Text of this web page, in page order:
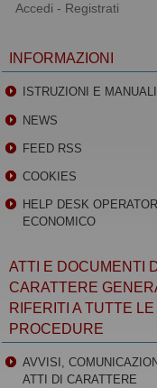
Accedi - Registrati
INFORMAZIONI
ISTRUZIONI E MANUALI
NEWS
FEED RSS
COOKIES
HELP DESK
ECONOMICO
ATTI E DOCUMENTI
CARATTERE
RIFERITI A TUTTE LE
PROCEDURE
AVVISI,
ATTI DI CARATTERE